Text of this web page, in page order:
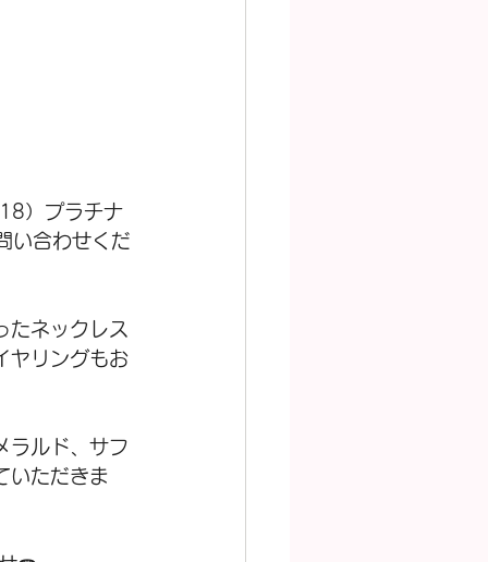
）プラチナ
い合わせくだ
たネックレス
ヤリングもお
ラルド、サフ
いただきま